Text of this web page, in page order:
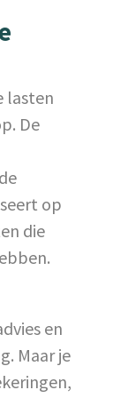
lasten
De
op
die
en
Maar je